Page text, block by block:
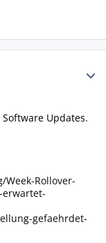
Updates.
Rollover-
erwartet-
gefaehrdet-